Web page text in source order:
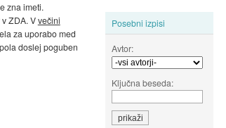
Posebni izpisi
Avtor:
Ključna beseda:
zna imeti.
ZDA. Vvečini
za uporabo med
doslej poguben